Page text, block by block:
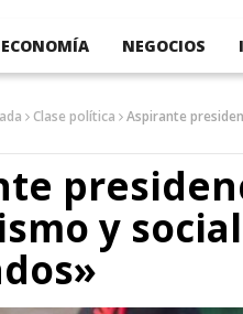
ECONOMÍA NEGOCIOS
Clase política
Aspirante
y